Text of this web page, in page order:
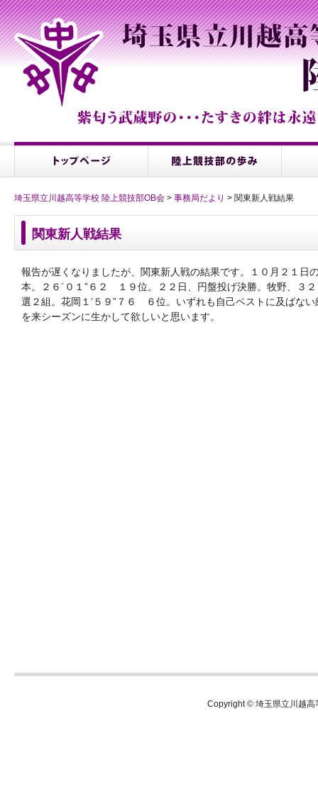
埼玉県立川越高等学校 陸上競技部OB会 > 事務局だより > 関東新人戦結果
関東新人戦結果
報告が遅くなりましたが、関東新人戦の結果です。１０月２１日
本。２６´０１”６２ １９位。２２日、円盤投げ決勝。牧野、３
選２組。花岡１’５９”７６ ６位。いずれも自己ベストに及ばな
を来シーズンに生かして欲しいと思います。
Copyright © 埼玉県立川越高